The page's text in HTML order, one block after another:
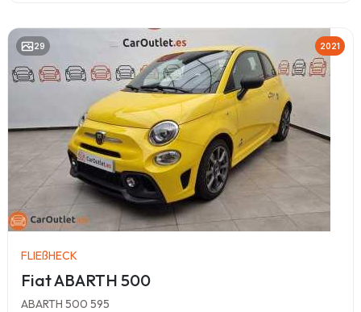
29 2021
FLIEßHECK
Fiat ABARTH 500
ABARTH 500 595